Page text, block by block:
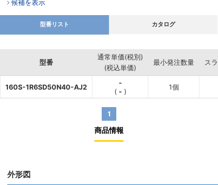
候補を表示
型番リスト カタログ
型番
通常単価(税別)
(税込単価)
最小発注数量 ス
160S-1R6SD50N40-AJ2
-
( - )
1個
1
商品情報
外形図